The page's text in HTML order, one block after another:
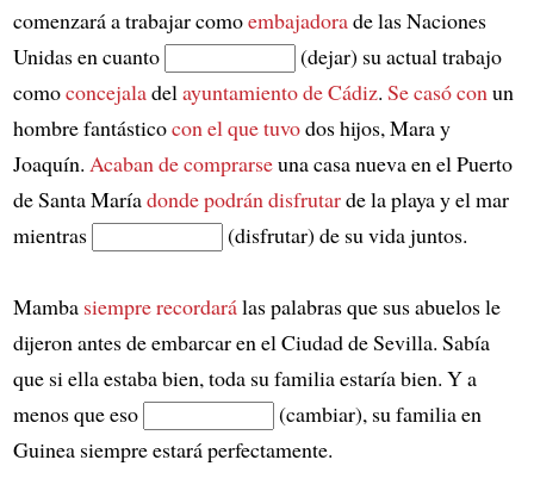
comenzará a trabajar comoembajadorade las Naciones
Unidas en cuanto
(dejar) su actual trabajo
comoconcejaladel ayuntamiento de Cádiz. Se casó con un
hombre fantásticocon el que tuvodos hijos, Mara y
Joaquín. Acaban de comprarseuna casa nueva en el Puerto
de Santa Maríadonde podrán disfrutarde la playa y el mar
mientras
(disfrutar) de su vida juntos.
Mamba siempre recordarálas palabras que sus abuelos le
dijeron antes de embarcar en el Ciudad de Sevilla. Sabía
que si ella estaba bien, toda su familia estaría bien. Y a
menos que eso
(cambiar), su familia en
Guinea siempre estará perfectamente.